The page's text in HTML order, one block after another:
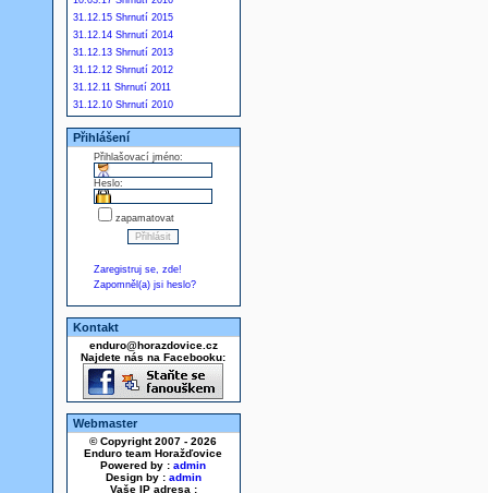
31.12.15 Shrnutí 2015
31.12.14 Shrnutí 2014
31.12.13 Shrnutí 2013
31.12.12 Shrnutí 2012
31.12.11 Shrnutí 2011
31.12.10 Shrnutí 2010
Přihlášení
Přihlašovací jméno:
Heslo:
zapamatovat
Zaregistruj se, zde!
Zapomněl(a) jsi heslo?
Kontakt
enduro@horazdovice.cz
Najdete nás na Facebooku:
Webmaster
© Copyright 2007 - 2026
Enduro team Horažďovice
Powered by : admin
Design by : admin
Vaše IP adresa :